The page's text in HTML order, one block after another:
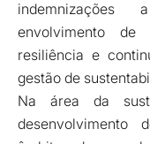
envolvimento de
resiliência e
gestão de
Na área da
desenvolvimento